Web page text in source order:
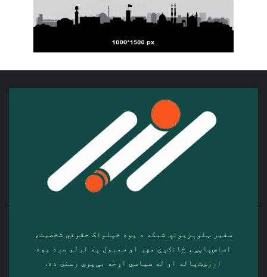
سفیر ټلوېزیوني شبکه د‎ یوه خپلواک حقوقي شخصیت،
اساس‌پاڼې، ځانګړي مهر او سمبول په لرلو سره ‎یوه
ارزښت‌پاله او ‎له سیاسي اړخه بې‌پرې رسنۍ ده.